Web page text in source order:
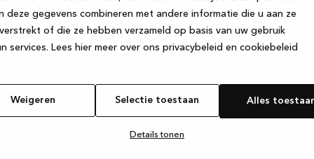
deze gegevens combineren met andere informatie die u aan ze
of die ze hebben verzameld op basis van uw gebruik
services. Lees hier meer over ons privacybeleid en cookiebeleid
Weigeren Selectie toestaan Alles
Details tonen
has occurred while loadingwww.kvik.nl (see the